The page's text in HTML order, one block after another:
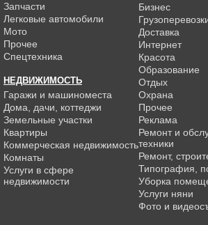
Запчасти
Легковые автомобили
Мото
Прочее
Спецтехника
НЕДВИЖИМОСТЬ
Гаражи и машиноместа
Дома, дачи, коттеджи
Земельные участки
Квартиры
Коммерческая недвижимость
Комнаты
Услуги в сфере
недвижимости
Бизнес
Доставка
Интернет
Красота
Образование
Отдых
Охрана
Прочее
Реклама
Ремонт и
техники
Ремонт,
Типография,
Уборка
Услуги няни
Фото и